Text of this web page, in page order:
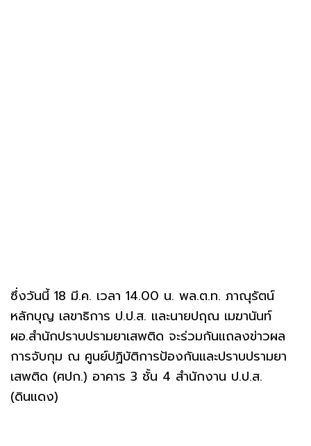
ซึ่งวันนี้ 18 มี.ค. เวลา 14.00 น. พล.ต.ท. ภาณุรัตน์
หลักบุญ เลขาธิการ ป.ป.ส. และนายปฤณ เมฆานันท์
ผอ.สำนักปราบปรามยาเสพติด จะร่วมกันแถลงข่าวผล
การจับกุม ณ ศูนย์ปฏิบัติการป้องกันและปราบปรามยา
เสพติด (ศปก.) อาคาร 3 ชั้น 4 สำนักงาน ป.ป.ส.
(ดินแดง)